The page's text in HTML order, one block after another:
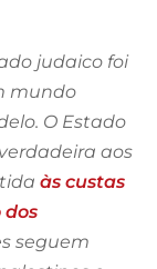
judaico foi
mundo
O Estado
aos
às custas
seguem